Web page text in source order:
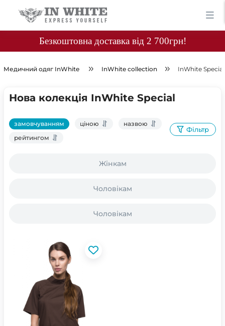
Безкоштовна доставка від 2 700грн!
Медичний одяг InWhite InWhite collection InWhite Special
Нова колекція InWhite Special
замовчуванням ціною
назвою
рейтингом
Фільтр
Жінкам
Чоловікам
Чоловікам